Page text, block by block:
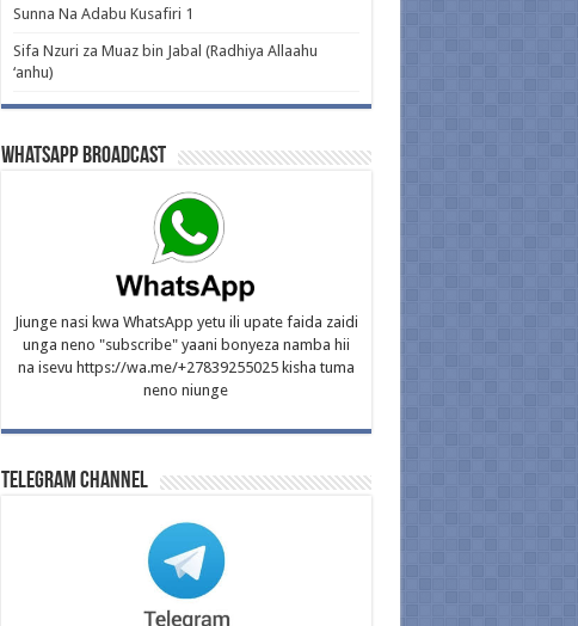
Sunna Na Adabu Kusafiri 1
Sifa Nzuri za Muaz bin Jabal (Radhiya Allaahu
‘anhu)
WhatsApp Broadcast
Jiunge nasi kwa WhatsApp yetu ili upate faida zaidi
unga neno "subscribe" yaani bonyeza namba hii
na isevu https://wa.me/+27839255025 kisha tuma
neno niunge
Telegram Channel